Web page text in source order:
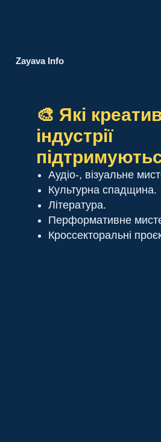
Zayava Info
🎨 Які
індустрії
Аудіо-, візуальне
Культурна спадщина.
Література.
Перформативне
Кроссекторальні